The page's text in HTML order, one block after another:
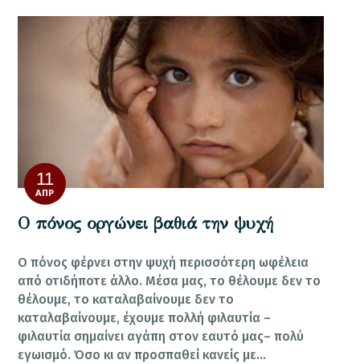
11
ΑΠΡ
Ο πόνος οργώνει βαθιά την ψυχή
Ο πόνος φέρνει στην ψυχή περισσότερη ωφέλεια
από οτιδήποτε άλλο. Μέσα μας, το θέλουμε δεν το
θέλουμε, το καταλαβαίνουμε δεν το
καταλαβαίνουμε, έχουμε πολλή φιλαυτία –
φιλαυτία σημαίνει αγάπη στον εαυτό μας– πολύ
εγωισμό. Όσο κι αν προσπαθεί κανείς με…